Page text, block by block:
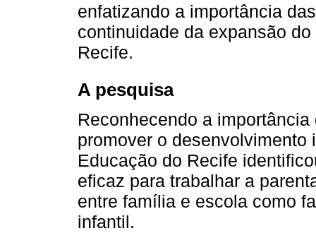
enfatizando a importância
continuidade da expansão
Recife.
A pesquisa
Reconhecendo a
promover o
Educação do Recife
eficaz para trabalhar a
entre família e escola como
infantil.